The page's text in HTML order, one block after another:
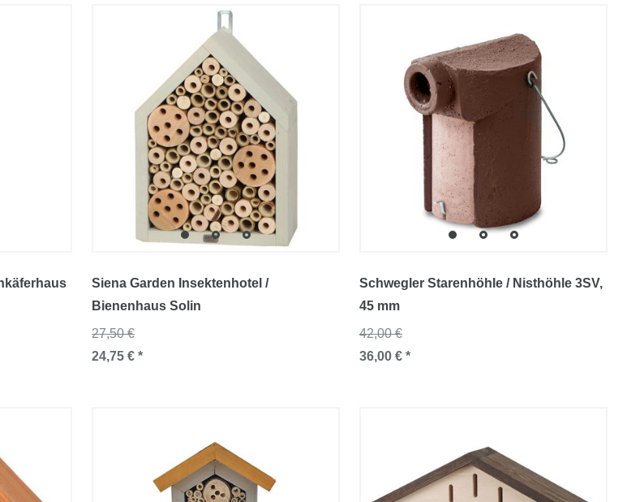
Siena Garden Insektenhotel /
Bienenhaus Solin
27,50 €
24,75 € *
Schwegler Starenhöhle / Nisthöhle 3SV,
45 mm
42,00 €
36,00 € *